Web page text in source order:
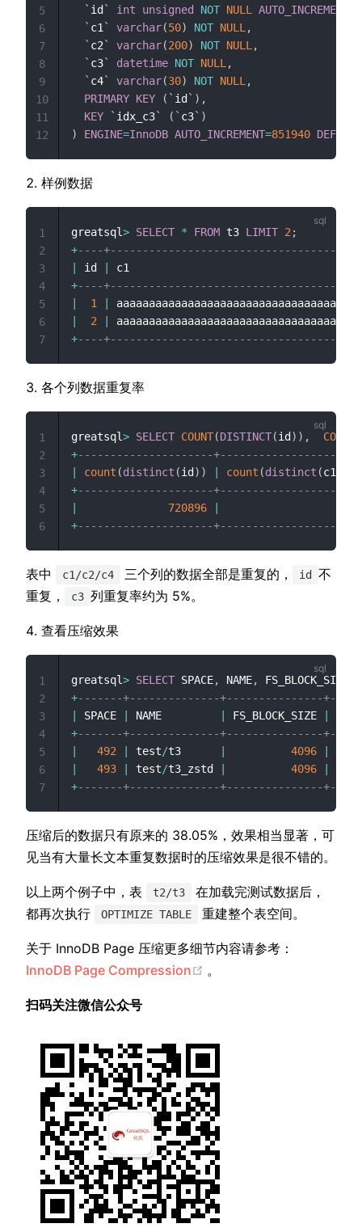
` id` int unsigned NOT NULL AUTO_INCREMENT
` c1 ` varchar(50) NOT NULL ,
` c2` varchar(200) NOT NULL ,
` c3` datetime NOT NULL ,
` c4` varchar(30) NOT NULL ,
PRIMARY KEY ( ` id` ) ,
KEY
` idx_c3` ( ` c3` )
)
ENGINE=InnoDB AUTO_INCREMENT=851940 DEFAULT
5
6
7
8
9
10
11
12
样例数据
greatsql> SELECT * FROM t3 LIMIT 2 ;
+----
|
id |
+----
|
1 |
|
2 |
+----
1
2
3
4
5
6
7
各个列数据重复率
greatsql> SELECT COUNT(DISTINCT(id) ) , COUNT
+---------------------+---------------------
|
count (distinct (id) ) | count (distinct (c1
+---------------------+---------------------
|
720896 |
+---------------------+---------------------
1
2
3
4
5
6
表中 c1/c2/c4 三个列的数据全部是重复的， id 不
重复，
c3 列重复率约为 5%。
查看压缩效果
greatsql> SELECT SPACE, NAME, FS_BLOCK_SIZE
+-------+--------------+---------------
|
SPACE | NAME | FS_BLOCK_SIZE |
+-------+--------------+---------------
|
492 | test/t3 | 4096 |
|
493 | test/t3_zstd | 4096 |
+-------+--------------+---------------
1
2
3
4
5
6
7
压缩后的数据只有原来的 38.05%，效果相当显著，可
见当有大量长文本重复数据时的压缩效果是很不错的。
以上两个例子中，表 t2/t3
在加载完测试数据后，
都再次执行
OPTIMIZE TABLE 重建整个表空间。
关于 InnoDB Page 压缩更多细节内容请参考：
InnoDB Page Compression
。
扫码关注微信公众号